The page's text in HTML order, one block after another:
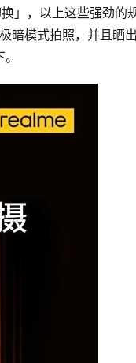
」，以上这些强劲的
暗模式拍照，并且晒